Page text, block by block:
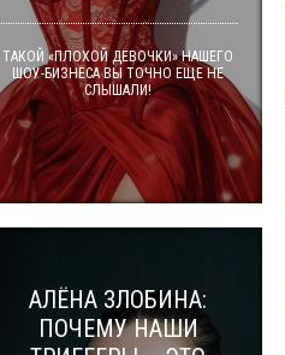
ТАКОЙ «ПЛОХОЙ ДЕВОЧКИ» НАШЕГО
ШОУ-БИЗНЕСА ВЫ ТОЧНО ЕЩЕ НЕ
СЛЫШАЛИ!
АЛЁНА ЗЛОБИНА:
ПОЧЕМУ НАШИ